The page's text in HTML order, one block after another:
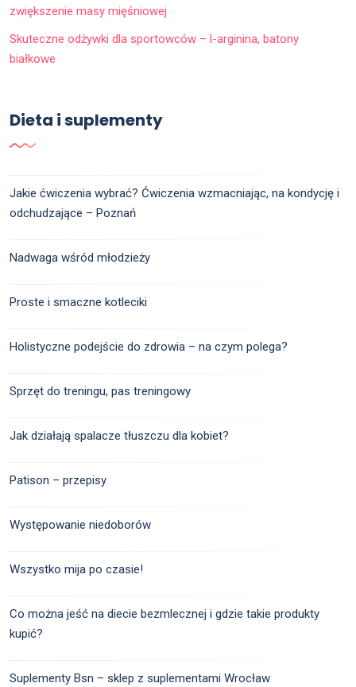
zwiększenie masy mięśniowej
Skuteczne odżywki dla sportowców – l-arginina, batony
białkowe
Dieta i suplementy
Jakie ćwiczenia wybrać? Ćwiczenia wzmacniając, na kondycję i
odchudzające – Poznań
Nadwaga wśród młodzieży
Proste i smaczne kotleciki
Holistyczne podejście do zdrowia – na czym polega?
Sprzęt do treningu, pas treningowy
Jak działają spalacze tłuszczu dla kobiet?
Patison – przepisy
Występowanie niedoborów
Wszystko mija po czasie!
Co można jeść na diecie bezmlecznej i gdzie takie produkty
kupić?
Suplementy Bsn – sklep z suplementami Wrocław